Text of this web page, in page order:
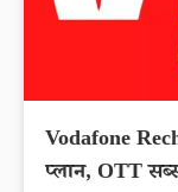
Vodafone
प्लान, OTT